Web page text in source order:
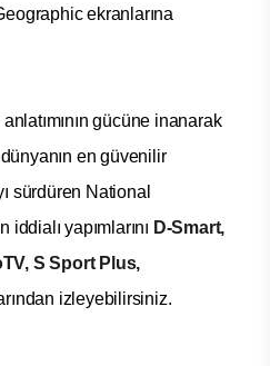
ekranlarına
anlatımının gücüne inanarak
dünyanın en güvenilir
sürdüren National
yapımlarını D-Smart,
S Sport Plus,
izleyebilirsiniz.